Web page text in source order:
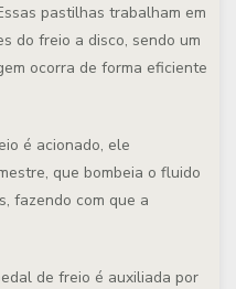
pastilhas trabalham em
do freio a disco, sendo um
ocorra de forma eficiente
é acionado, ele
que bombeia o fluido
fazendo com que a
de freio é auxiliada por